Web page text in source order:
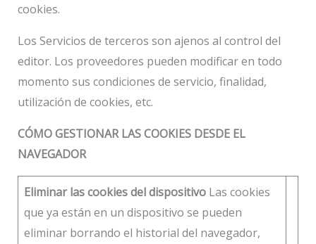
cookies.
Los Servicios de terceros son ajenos al control del
editor. Los proveedores pueden modificar en todo
momento sus condiciones de servicio, finalidad,
utilización de cookies, etc.
CÓMO GESTIONAR LAS COOKIES DESDE EL
NAVEGADOR
Eliminar las cookies del dispositivoLas cookies
que ya están en un dispositivo se pueden
eliminar borrando el historial del navegador,